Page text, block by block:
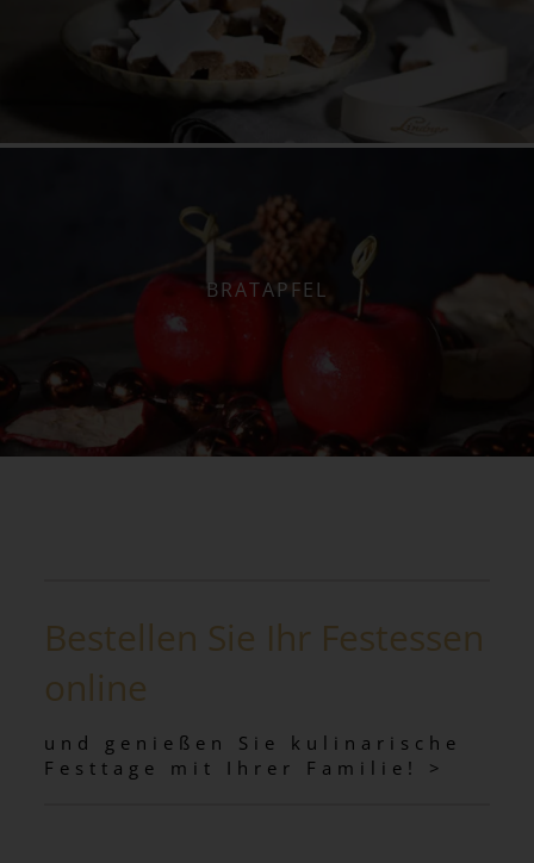
BRATAPFEL
Bestellen Sie Ihr Festessen
online
und genießen Sie kulinarische
Festtage mit Ihrer Familie! >